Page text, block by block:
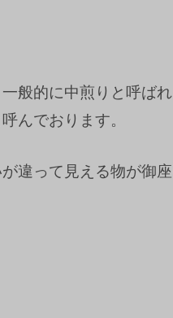
般的に中煎りと呼ば
んでおります。
違って見える物が御